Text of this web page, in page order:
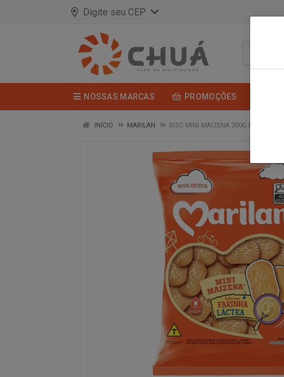
Digite seu CEP
NOSSAS MARCAS PROMOÇÕES
INÍCIO MARILAN BISC MINI MAIZENA 300G MARILAN